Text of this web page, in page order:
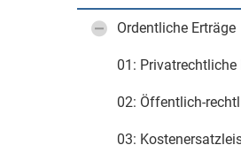
Ordentliche Erträge
01:
02: Öffentlich-
03: